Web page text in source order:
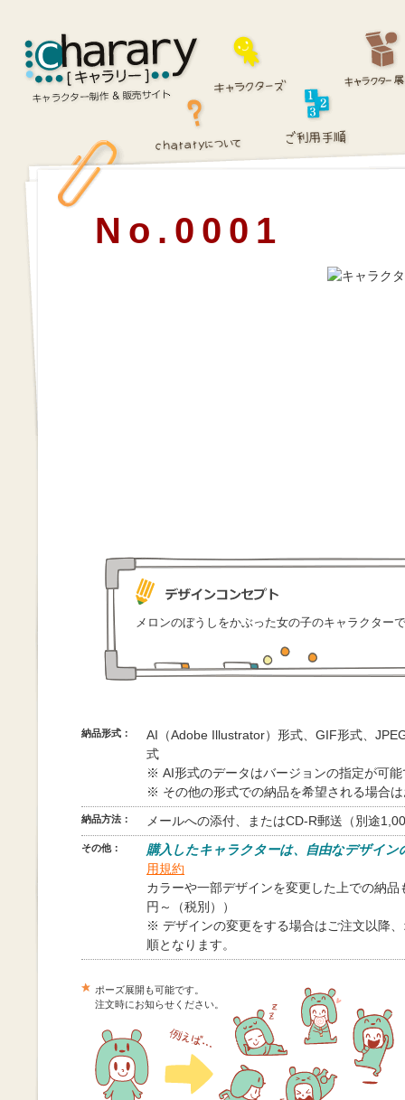
No.0001
メロンのぼうしをかぶった女の子のキャラクター
納品形式：
AI（Adobe Illustrator）形式、GIF形式、
式
※ AI形式のデータはバージョンの指定が可能
※ その他の形式での納品を希望される場合
納品方法： メールへの添付、またはCD-R郵送（別途
その他：
購入したキャラクターは、自由なデザイン
用規約
カラーや一部デザインを変更した上での納
円～（税別））
※ デザインの変更をする場合はご注文以降
順となります。
ポーズ展開も可能です。
注文時にお知らせください。